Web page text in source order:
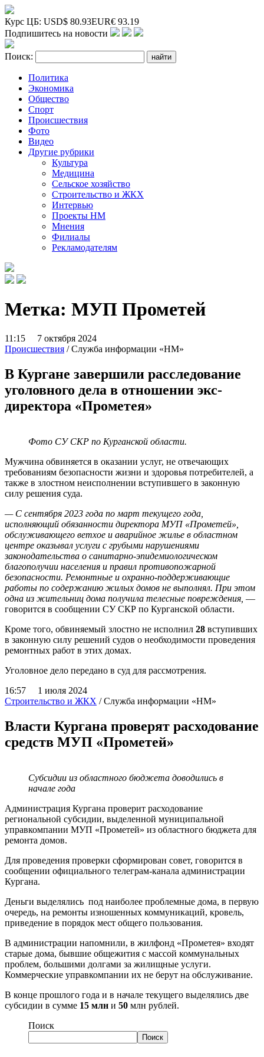
Курс ЦБ: USD$ 80.93EUR€ 93.19
Подпишитесь на новости
Поиск:
Политика
Экономика
Общество
Спорт
Происшествия
Фото
Видео
Другие рубрики
Культура
Медицина
Сельское хозяйство
Строительство и ЖКХ
Интервью
Проекты НМ
Мнения
Филиалы
Рекламодателям
Метка: МУП Прометей
11:15 7 октября 2024
Происшествия / Служба информации «НМ»
В Кургане завершили расследование
уголовного дела в отношении экс-
директора «Прометея»
Фото СУ СКР по Курганской области.
Мужчина обвиняется в оказании услуг, не отвечающих
требованиям безопасности жизни и здоровья потребителей, а
также в злостном неисполнении вступившего в законную
силу решения суда.
— С сентября 2023 года по март текущего года,
исполняющий обязанности директора МУП «Прометей»,
обслуживающего ветхое и аварийное жилье в областном
центре оказывал услуги с грубыми нарушениями
законодательства о санитарно-эпидемиологическом
благополучии населения и правил противопожарной
безопасности. Ремонтные и охранно-поддерживающие
работы по содержанию жилых домов не выполнял. При этом
одна из жительниц дома получила телесные повреждения, —
говорится в сообщении СУ СКР по Курганской области.
Кроме того, обвиняемый злостно не исполнил 28 вступивших
в законную силу решений судов о необходимости проведения
ремонтных работ в этих домах.
Уголовное дело передано в суд для рассмотрения.
16:57 1 июля 2024
Строительство и ЖКХ / Служба информации «НМ»
Власти Кургана проверят расходование
средств МУП «Прометей»
Субсидии из областного бюджета доводились в
начале года
Администрация Кургана проверит расходование
региональной субсидии, выделенной муниципальной
управкомпании МУП «Прометей» из областного бюджета для
ремонта домов.
Для проведения проверки сформирован совет, говорится в
сообщении официального телеграм-канала администрации
Кургана.
Деньги выделялись под наиболее проблемные дома, в первую
очередь, на ремонты изношенных коммуникаций, кровель,
приведение в порядок мест общего пользования.
В администрации напомнили, в жилфонд «Прометея» входят
старые дома, бывшие общежития с массой коммунальных
проблем, большими долгами за жилищные услуги.
Коммерческие управкомпании их не берут на обслуживание.
В конце прошлого года и в начале текущего выделялись две
субсидии в сумме 15 млн и 50 млн рублей.
Поиск
Поиск